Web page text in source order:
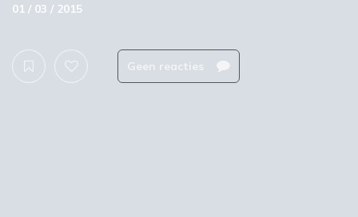
01 / 03 / 2015
Geen reacties